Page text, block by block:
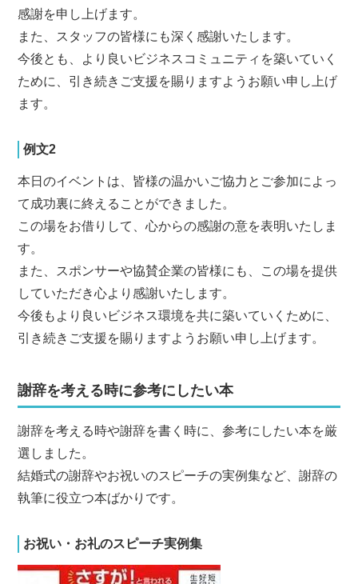
感謝を申し上げます。
また、スタッフの皆様にも深く感謝いたします。
今後とも、より良いビジネスコミュニティを築いていく
ために、引き続きご支援を賜りますようお願い申し上げ
ます。
例文2
本日のイベントは、皆様の温かいご協力とご参加によっ
て成功裏に終えることができました。
この場をお借りして、心からの感謝の意を表明いたしま
す。
また、スポンサーや協賛企業の皆様にも、この場を提供
していただき心より感謝いたします。
今後もより良いビジネス環境を共に築いていくために、
引き続きご支援を賜りますようお願い申し上げます。
謝辞を考える時に参考にしたい本
謝辞を考える時や謝辞を書く時に、参考にしたい本を厳
選しました。
結婚式の謝辞やお祝いのスピーチの実例集など、謝辞の
執筆に役立つ本ばかりです。
お祝い・お礼のスピーチ実例集